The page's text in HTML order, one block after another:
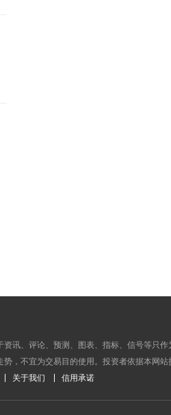
2014-11-03
2014-10-30
2014-10-29
2014-10-28
2014-10-27
讯、评论、预测、图表、指标、信号等只
，不宜为交易目的使用。投资者依据本网
关于我们 信用承诺